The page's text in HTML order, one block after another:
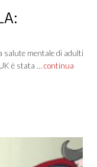
salute mentale di adulti
è stata …continua